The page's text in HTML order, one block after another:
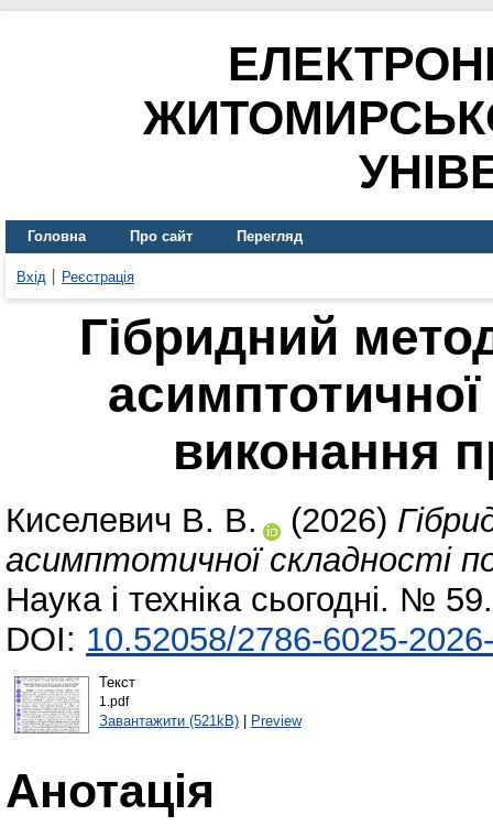
Головна Про сайт Перегляд
Вхід Реєстрація
Гібридний
асимптотичної
виконання
Киселевич В. В. (2026)
асимптотичної складності
Наука і техніка сьогодні. №
DOI: 10.52058/2786-6025-
Текст
1.pdf
Завантажити (521kB)| Preview
Анотація